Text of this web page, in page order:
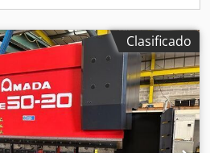
Clasificado